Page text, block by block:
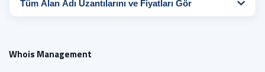
Tüm Alan Adı Uzantılarını ve Fiyatları Gör
Whois Management